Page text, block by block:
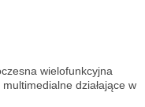
wielofunkcyjna
działające w